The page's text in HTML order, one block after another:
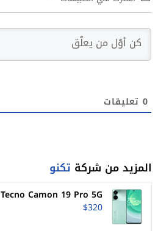
0 تعليقات
المزيد من شركة تكنو
Tecno Camon 19 Pro 5G
$320